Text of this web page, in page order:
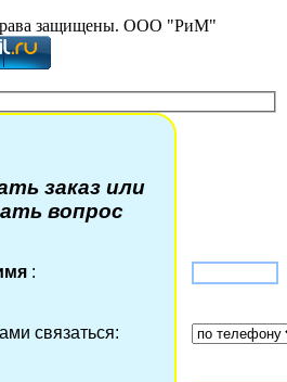
защищены. ООО "РиМ"
заказ или
вопрос
:
связаться: